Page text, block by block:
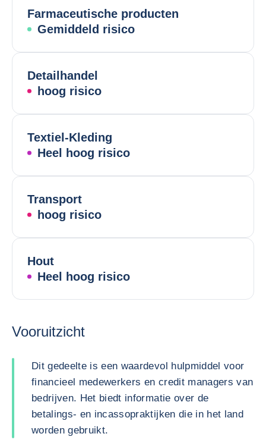
Farmaceutische producten
Gemiddeld risico
Detailhandel
hoog risico
Textiel-Kleding
Heel hoog risico
Transport
hoog risico
Hout
Heel hoog risico
Vooruitzicht
Dit gedeelte is een waardevol hulpmiddel voor
financieel medewerkers en credit managers van
bedrijven. Het biedt informatie over de
betalings- en incassopraktijken die in het land
worden gebruikt.